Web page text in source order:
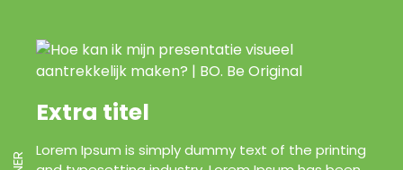
Extra titel
Lorem Ipsum is simply dummy text of the printing